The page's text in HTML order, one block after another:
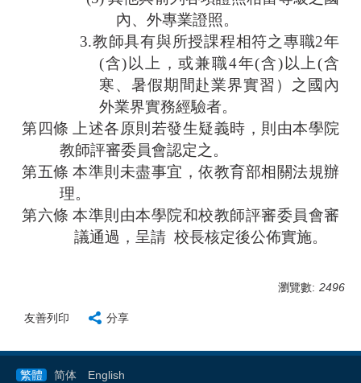
內、外專業證照。
3.教師具有與所授課程相符之專職2年
(含) 以上，或兼職4年(含)以上(含
寒、暑假期間赴業界實習）之國內
外業界實務經驗者。
第四條
上述各原則若發生疑義時，則由本學院
教師評審委員會認定之。
第五條 本準則 未盡事宜，依教育部相關法規辦
理。
第六條 本準則 由本學院和校教師評審委員會審
議通過，呈請 校長核定後公佈實施。
瀏覽數: 2496
友善列印 分享
繁體 简体 English